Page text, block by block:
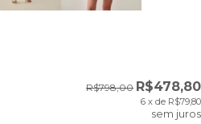
R$798,00 R$478,80
6 x de R$79,80
sem juros